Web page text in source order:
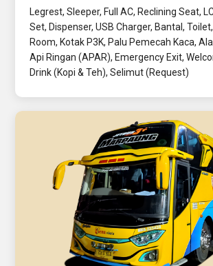
Legrest, Sleeper, Full AC, Reclining Seat,
Set, Dispenser, USB Charger, Bantal,
Room, Kotak P3K, Palu Pemecah Kaca,
Api Ringan (APAR), Emergency Exit,
Drink (Kopi & Teh), Selimut (Request)